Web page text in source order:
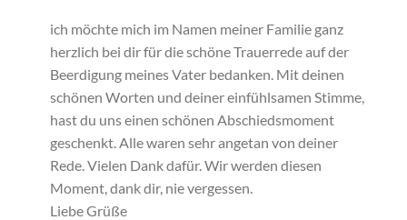
ich möchte mich im Namen meiner Familie ganz
herzlich bei dir für die schöne Trauerrede auf der
Beerdigung meines Vater bedanken. Mit deinen
schönen Worten und deiner einfühlsamen Stimme,
hast du uns einen schönen Abschiedsmoment
geschenkt. Alle waren sehr angetan von deiner
Rede. Vielen Dank dafür. Wir werden diesen
Moment, dank dir, nie vergessen.
Liebe Grüße